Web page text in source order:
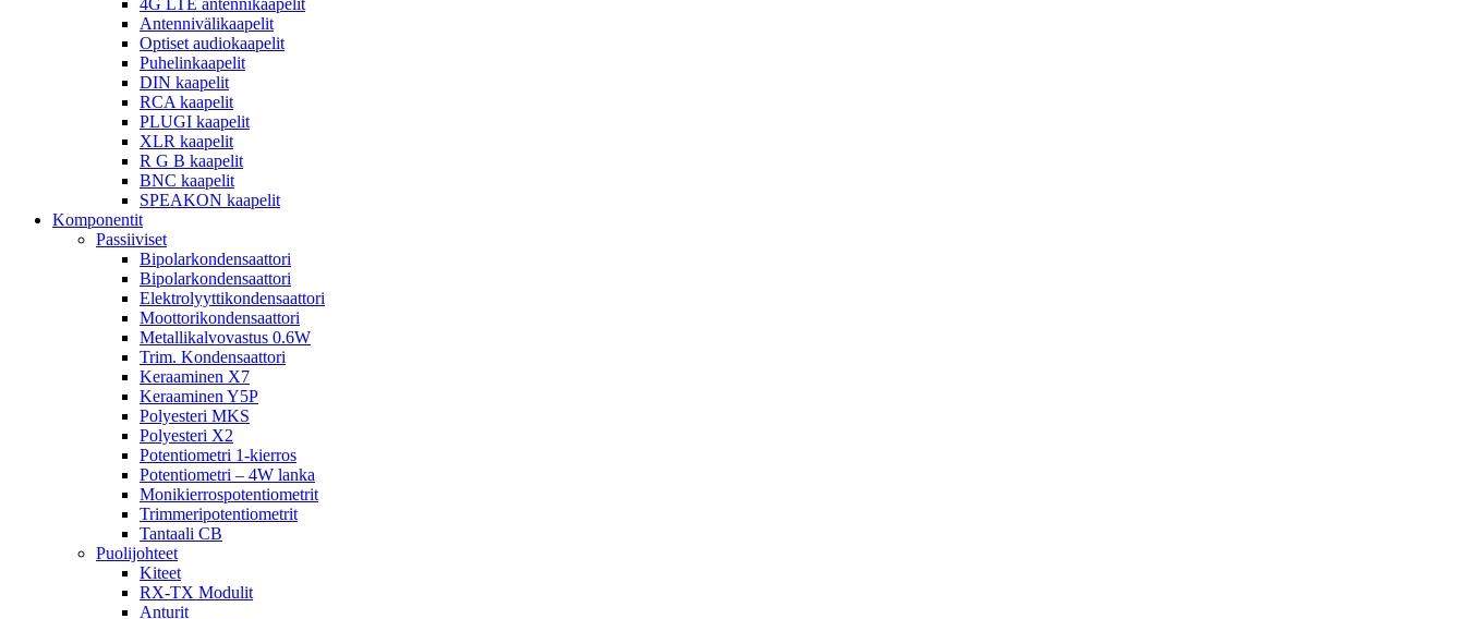
4G LTE antennikaapelit
Antennivälikaapelit
Optiset audiokaapelit
Puhelinkaapelit
DIN kaapelit
RCA kaapelit
PLUGI kaapelit
XLR kaapelit
R G B kaapelit
BNC kaapelit
SPEAKON kaapelit
Komponentit
Passiiviset
Bipolarkondensaattori
Bipolarkondensaattori
Elektrolyyttikondensaattori
Moottorikondensaattori
Metallikalvovastus 0.6W
Trim. Kondensaattori
Keraaminen X7
Keraaminen Y5P
Polyesteri MKS
Polyesteri X2
Potentiometri 1-kierros
Potentiometri – 4W lanka
Monikierrospotentiometrit
Trimmeripotentiometrit
Tantaali CB
Puolijohteet
Kiteet
RX-TX Modulit
Anturit